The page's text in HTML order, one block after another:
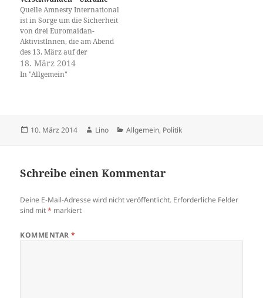
Berichten ein Funktionär der
"Swoboda"-Partei am
Wochenende das Amt des
Generalstaatsanwalts
übernommen. Der "Rechte…
Quelle Amnesty International
ist in Sorge um die Sicherheit
von drei Euromaidan-
AktivistInnen, die am Abend
des 13. März auf der
Halbinsel Krim
verschwunden sind. Oleksiy
FreundInnen noch bei ihren
18. März 2014
In "Allgemein"
Veröffentlicht
10. März 2014 Autor
Lino Kategorien
Allgemein, Politik
Schreibe einen Kommentar
Deine E-Mail-Adresse wird nicht veröffentlicht. Erforderliche Felder
sind mit* markiert
KOMMENTAR*